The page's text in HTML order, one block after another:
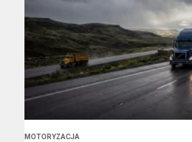
MOTORYZACJA